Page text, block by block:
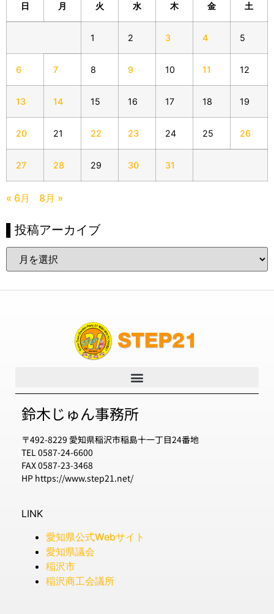
日 月 火 水 木 金 土
1 2 3 4 5
6 7 8 9 10 11 12
13 14 15 16 17 18 19
20 21 22 23 24 25 26
27 28 29 30 31
« 6月 8月 »
▌投稿アーカイブ
鈴木じゅん事務所
〒492-8229 愛知県稲沢市稲島十一丁目24番地
TEL 0587-24-6600
FAX 0587-23-3468
HP https://www.step21.net/
LINK
愛知県公式Webサイト
愛知県議会
稲沢市
稲沢商工会議所